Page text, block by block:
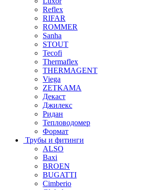
Reflex
RIFAR
ROMMER
Sanha
STOUT
Tecofi
Thermaflex
THERMAGENT
Viega
ZETKAMA
Декаст
Джилекс
Ридан
Тепловодомер
Формат
Трубы и фитинги
ALSO
Baxi
BROEN
BUGATTI
Cimberio